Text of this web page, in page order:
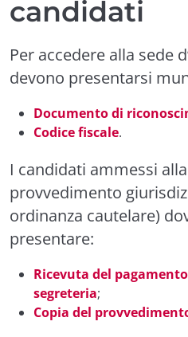
candidati
Per accedere alla sede
devono presentarsi
Documento di
Codice fiscale.
I candidati ammessi
provvedimento
ordinanza cautelare)
presentare:
Ricevuta del
segreteria;
Copia del